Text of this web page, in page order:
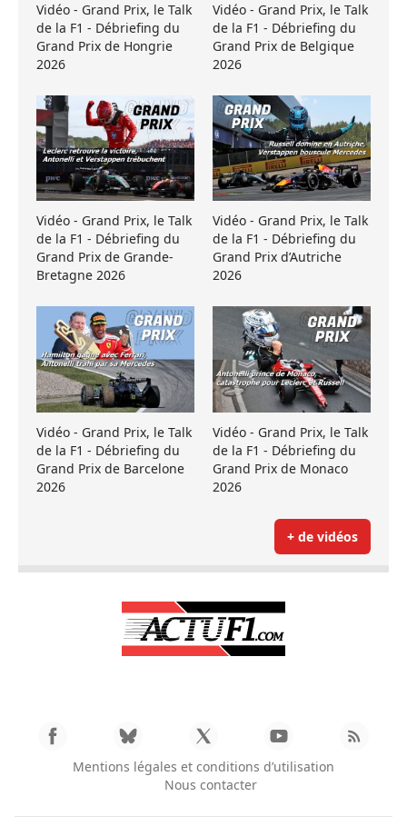
Vidéo - Grand Prix, le Talk
de la F1 - Débriefing du
Grand Prix de Hongrie
2026
Vidéo - Grand Prix, le Talk
de la F1 - Débriefing du
Grand Prix de Belgique
2026
Vidéo - Grand Prix, le Talk
de la F1 - Débriefing du
Grand Prix de Grande-
Bretagne 2026
Vidéo - Grand Prix, le Talk
de la F1 - Débriefing du
Grand Prix d’Autriche
2026
Vidéo - Grand Prix, le Talk
de la F1 - Débriefing du
Grand Prix de Barcelone
2026
Vidéo - Grand Prix, le Talk
de la F1 - Débriefing du
Grand Prix de Monaco
2026
+ de vidéos
Mentions légales et conditions d’utilisation
Nous contacter